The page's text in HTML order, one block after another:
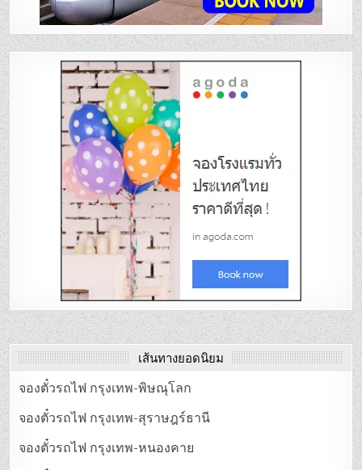
เส้นทางยอดนิยม
จองตั๋วรถไฟ กรุงเทพ-พิษณุโลก
จองตั๋วรถไฟ กรุงเทพ-สุราษฎร์ธานี
จองตั๋วรถไฟ กรุงเทพ-หนองคาย